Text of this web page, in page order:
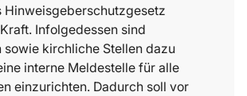
Hinweisgeberschutzgesetz
Infolgedessen sind
sowie kirchliche Stellen dazu
interne Meldestelle für alle
einzurichten. Dadurch soll vor